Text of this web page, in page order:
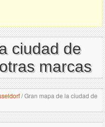
ciudad de
marcas
/Gran mapa de la ciudad de